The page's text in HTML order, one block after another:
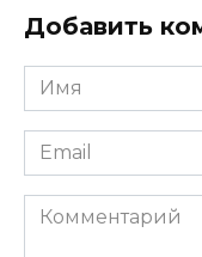
Добавить
Имя
*
Email
*
Комментарий